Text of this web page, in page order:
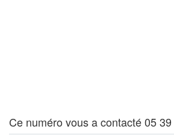
Ce numéro vous a contacté 05